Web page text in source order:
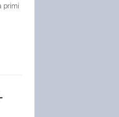
primi